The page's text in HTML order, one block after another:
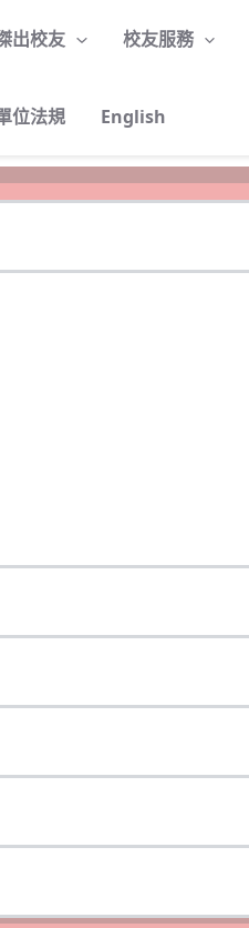
出校友 校友服務
位法規 English